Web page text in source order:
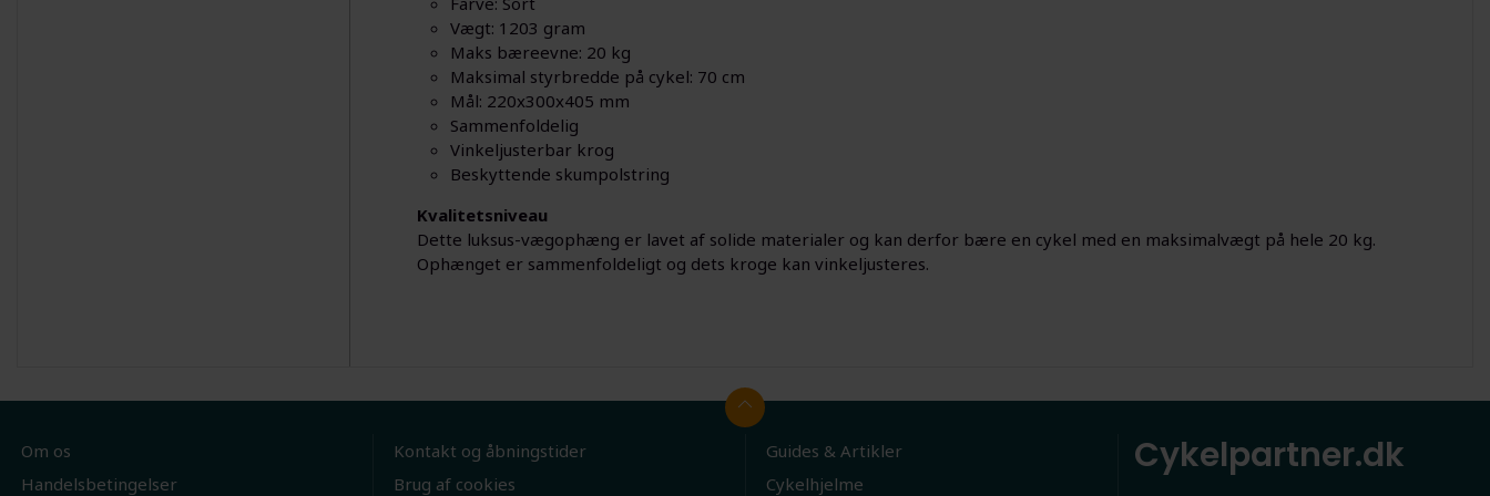
Vægt: 1203 gram
Maks bæreevne: 20 kg
Maksimal styrbredde på cykel: 70 cm
Mål: 220x300x405 mm
Sammenfoldelig
Vinkeljusterbar krog
Beskyttende skumpolstring
Kvalitetsniveau
Dette luksus-vægophæng er lavet af solide materialer og kan derfor bære en cykel med en maksimalvægt på hele 20 kg.
Ophænget er sammenfoldeligt og dets kroge kan vinkeljusteres.
Om os
Handelsbetingelser
Kontakt og åbningstider
Brug af cookies
Guides & Artikler
Cykelhjelme
Cykelpartner.dk